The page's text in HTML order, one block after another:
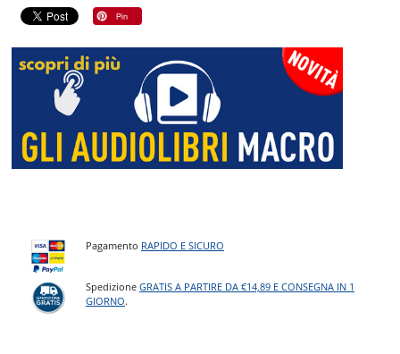
Pagamento RAPIDO E SICURO
SpedizioneGRATIS A PARTIRE DA €14,89 E CONSEGNA IN 1
GIORNO.